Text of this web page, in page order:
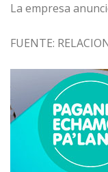
La empresa
FUENTE: